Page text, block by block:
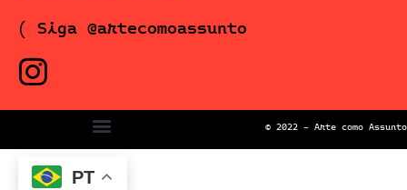
( Siga @artecomoassunto
© 2022 – Arte como Assunto
PT